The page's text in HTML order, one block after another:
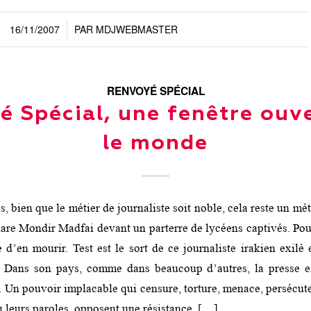
16/11/2007
/ PAR MDJWEBMASTER
RENVOYÉ SPÉCIAL
Spécial, une fenêtre
le monde
bien que le métier de journaliste soit noble, cela reste un
Mondir Madfai devant un parterre de lycéens captivés.
d’en mourir. Test est le sort de ce journaliste irakien exilé
Dans son pays, comme dans beaucoup d’autres, la presse
pouvoir implacable qui censure, torture, menace,